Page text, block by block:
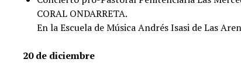
CORAL ONDARRETA.
En la Escuela de Música Andrés Isasi de Las
20 de diciembre